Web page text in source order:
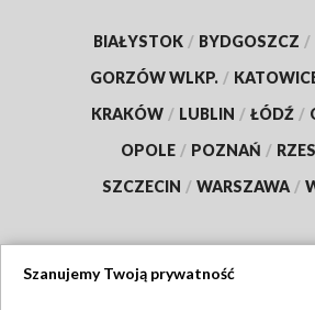
BIAŁYSTOK / BYDGOSZCZ /
GORZÓW WLKP. /
KRAKÓW / LUBLIN / ŁÓDŹ /
OPOLE / POZNAŃ /
SZCZECIN / WARSZAWA /
Szanujemy Twoją prywatność